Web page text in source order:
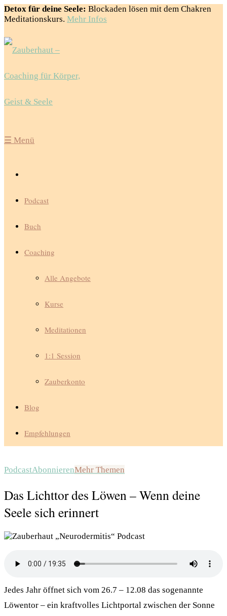
Detox für deine Seele: Blockaden lösen mit dem Chakren
Meditationskurs. Mehr Infos
☰ Menü
Podcast
Buch
Coaching
Alle Angebote
Kurse
Meditationen
1:1 Session
Zauberkonto
Blog
Empfehlungen
PodcastAbonnierenMehr Themen
Das Lichttor des Löwen – Wenn deine
Seele sich erinnert
Jedes Jahr öffnet sich vom 26.7 – 12.08 das sogenannte
Löwentor – ein kraftvolles Lichtportal zwischen der Sonne